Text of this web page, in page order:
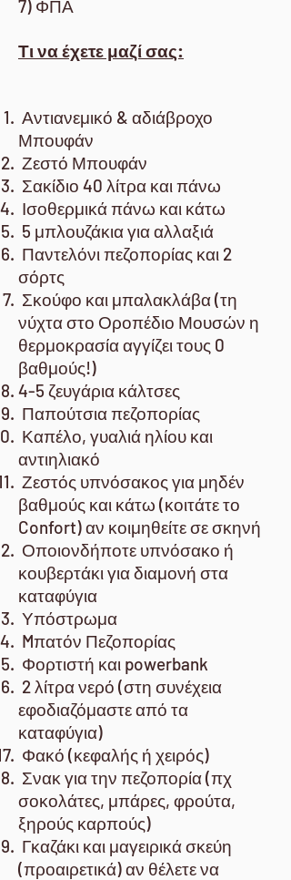
7) ΦΠΑ
Τι να έχετε μαζί σας:
Αντιανεμικό & αδιάβροχο
Μπουφάν
Ζεστό Μπουφάν
Σακίδιο 40 λίτρα και πάνω
Ισοθερμικά πάνω και κάτω
5 μπλουζάκια για αλλαξιά
Παντελόνι πεζοπορίας και 2
σόρτς
Σκούφο και μπαλακλάβα (τη
νύχτα στο Οροπέδιο Μουσών η
θερμοκρασία αγγίζει τους 0
βαθμούς!)
4-5 ζευγάρια κάλτσες
Παπούτσια πεζοπορίας
Καπέλο, γυαλιά ηλίου και
αντιηλιακό
Ζεστός υπνόσακος για μηδέν
βαθμούς και κάτω (κοιτάτε το
Confort) αν κοιμηθείτε σε σκηνή
Οποιονδήποτε υπνόσακο ή
κουβερτάκι για διαμονή στα
καταφύγια
Υπόστρωμα
Mπατόν Πεζοπορίας
Φορτιστή και powerbank
2 λίτρα νερό (στη συνέχεια
εφοδιαζόμαστε από τα
καταφύγια)
Φακό (κεφαλής ή χειρός)
Σνακ για την πεζοπορία (πχ
σοκολάτες, μπάρες, φρούτα,
ξηρούς καρπούς)
Γκαζάκι και μαγειρικά σκεύη
(προαιρετικά) αν θέλετε να